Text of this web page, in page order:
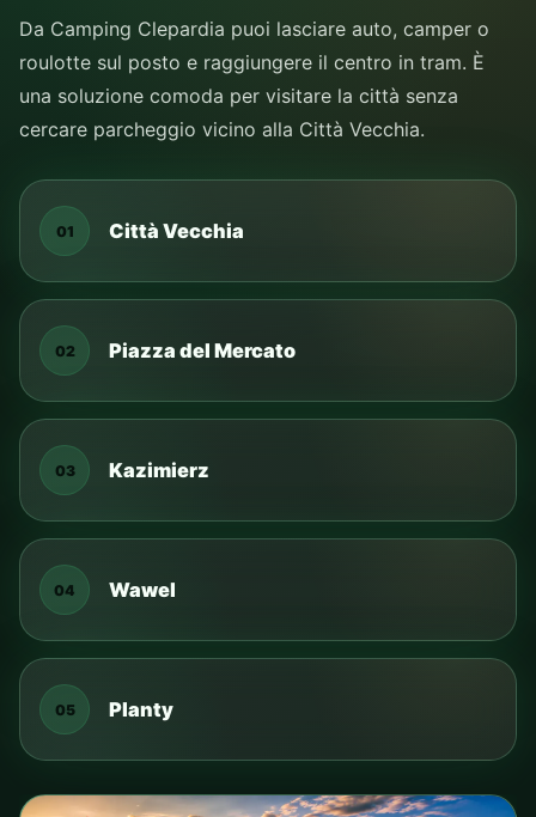
Da Camping Clepardia puoi lasciare auto, camper o
roulotte sul posto e raggiungere il centro in tram. È
una soluzione comoda per visitare la città senza
cercare parcheggio vicino alla Città Vecchia.
01 Città Vecchia
02 Piazza del Mercato
03 Kazimierz
04 Wawel
05 Planty